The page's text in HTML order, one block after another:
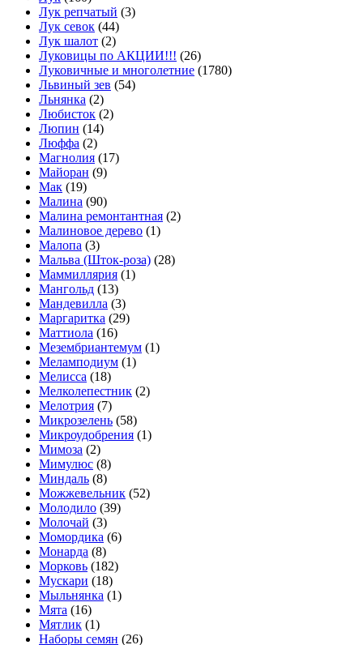
Лук репчатый (3)
Лук севок (44)
Лук шалот (2)
Луковицы по АКЦИИ!!! (26)
Луковичные и многолетние (1780)
Львиный зев (54)
Льнянка (2)
Любисток (2)
Люпин (14)
Люффа (2)
Магнолия (17)
Майоран (9)
Мак (19)
Малина (90)
Малина ремонтантная (2)
Малиновое дерево (1)
Малопа (3)
Мальва (Шток-роза) (28)
Маммиллярия (1)
Мангольд (13)
Мандевилла (3)
Маргаритка (29)
Маттиола (16)
Мезембриантемум (1)
Меламподиум (1)
Мелисса (18)
Мелколепестник (2)
Мелотрия (7)
Микрозелень (58)
Микроудобрения (1)
Мимоза (2)
Мимулюс (8)
Миндаль (8)
Можжевельник (52)
Молодило (39)
Молочай (3)
Момордика (6)
Монарда (8)
Морковь (182)
Мускари (18)
Мыльнянка (1)
Мята (16)
Мятлик (1)
Наборы семян (26)